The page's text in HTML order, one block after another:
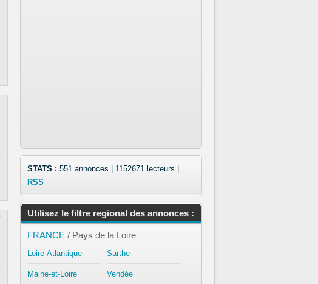
STATS : 551 annonces | 1152671 lecteurs |
RSS
Utilisez le filtre regional des annonces :
FRANCE / Pays de la Loire
Loire-Atlantique
Maine-et-Loire
Sarthe
Vendée